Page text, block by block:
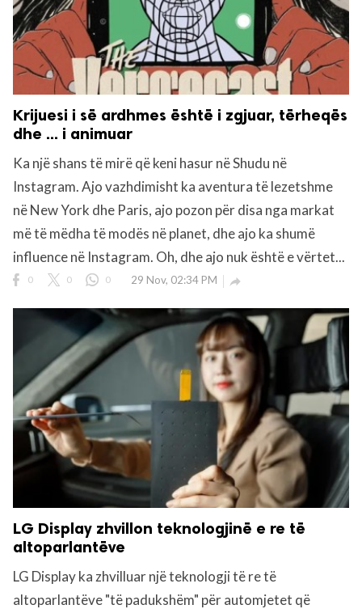
Krijuesi i së ardhmes është i zgjuar, tërheqës
dhe ... i animuar
Ka një shans të mirë që keni hasur në Shudu në
Instagram. Ajo vazhdimisht ka aventura të lezetshme
në New York dhe Paris, ajo pozon për disa nga markat
më të mëdha të modës në planet, dhe ajo ka shumë
influence në Instagram. Oh, dhe ajo nuk është e vërtet...
0 0 0 29 Nov, 02:34 PM 
LG Display zhvillon teknologjinë e re të
altoparlantëve
LG Display ka zhvilluar një teknologji të re të
altoparlantëve "të padukshëm" për automjetet që